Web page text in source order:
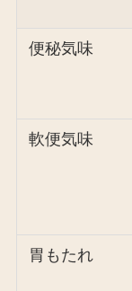
便秘気味
軟便気味
胃もたれ